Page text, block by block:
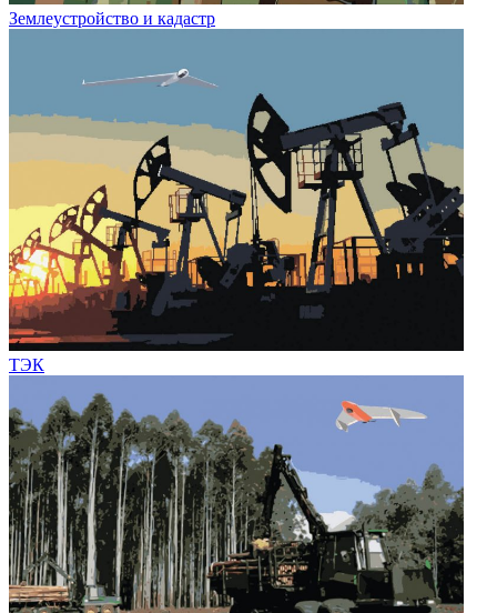
Землеустройство и кадастр
ТЭК